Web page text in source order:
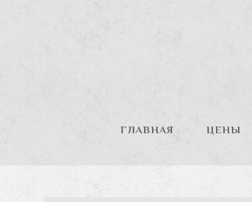
ГЛАВНАЯ ЦЕНЫ